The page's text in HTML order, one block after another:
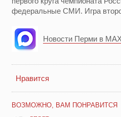
федеральные СМИ. Игра
Новости Перми в
Нравится
ВОЗМОЖНО, ВАМ ПОНРАВИТСЯ